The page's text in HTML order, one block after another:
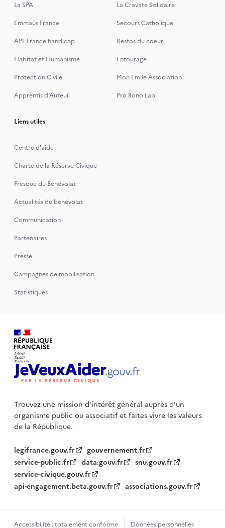
La SPA
La Cravate Solidaire
Emmaüs France
Secours Catholique
APF France handicap
Restos du coeur
Habitat et Humanisme
Entourage
Protection Civile
Mon Emile Association
Apprentis d’Auteuil
Pro Bono Lab
Liens utiles
Centre d'aide
Charte de la Réserve Civique
Fresque du Bénévolat
Actualités du bénévolat
Communication
Partenaires
Presse
Campagnes de mobilisation
Statistiques
Trouvez une mission d'intérêt général auprès d’un
organisme publicou associatif et faites vivre les valeurs
de la République.
legifrance.gouv.fr
gouvernement.fr
service-public.fr
data.gouv.fr
snu.gouv.fr
service-civique.gouv.fr
api-engagement.beta.gouv.fr
associations.gouv.fr
Accessibilité : totalement conforme Données personnelles